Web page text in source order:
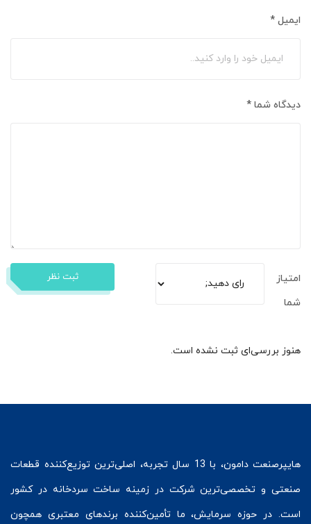
ایمیل *
دیدگاه شما *
امتیاز
شما
ثبت نظر
هنوز بررسی‌ای ثبت نشده است.
هایپرصنعت
دامون، با 13 سال تجربه، اصلی‌ترین توزیع‌کننده قطعات
صنعتی و تخصصی‌ترین شرکت در زمینه ساخت سردخانه در کشور
است. در حوزه سرمایش، ما تأمین‌کننده برندهای معتبری همچون